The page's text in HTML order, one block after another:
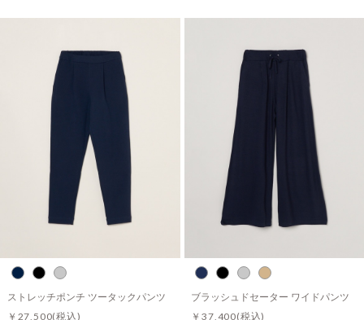
ストレッチポンチ ツータックパンツ
￥27,500(税込)
ブラッシュドセーター ワイドパンツ
￥37,400(税込)